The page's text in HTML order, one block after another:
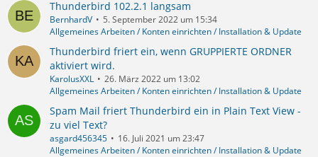
Thunderbird 102.2.1 langsam
BernhardV
5. September 2022 um 15:34
Allgemeines Arbeiten / Konten einrichten / Installation & Update
Thunderbird friert ein, wenn GRUPPIERTE ORDNER
aktiviert wird.
KarolusXXL
26. März 2022 um 13:02
Allgemeines Arbeiten / Konten einrichten / Installation & Update
Spam Mail friert Thunderbird ein in Plain Text View -
zu viel Text?
asgard456345
16. Juli 2021 um 23:47
Allgemeines Arbeiten / Konten einrichten / Installation & Update